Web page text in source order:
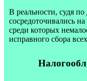
В реальности, судя
сосредоточивались
среди которых
исправного сбора